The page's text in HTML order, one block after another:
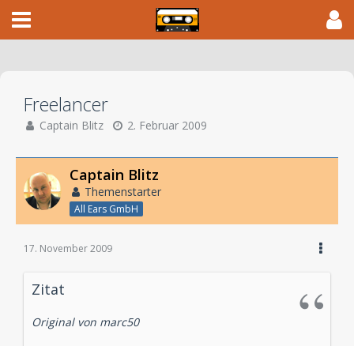
Freelancer
Captain Blitz 2. Februar 2009
Captain Blitz
Themenstarter
All Ears GmbH
17. November 2009
Zitat
Original von marc50